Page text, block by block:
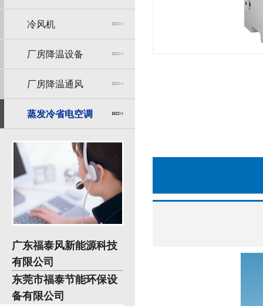
冷风机
厂房降温设备
厂房降温通风
蒸发冷省电空调
广东福泰风新能源科技
有限公司
东莞市福泰节能环保设
备有限公司